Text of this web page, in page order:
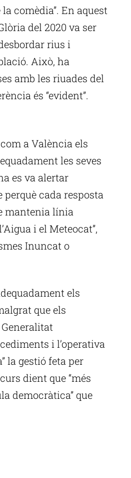
comèdia”. En aquest
del 2020 va ser
rius i
Això, ha
amb les riuades del
és “evident”.
a València els
les seves
es va alertar
cada resposta
mantenia línia
i el Meteocat”,
Inuncat o
els
que els
i l’operativa
la gestió feta per
dient que “més
democràtica” que